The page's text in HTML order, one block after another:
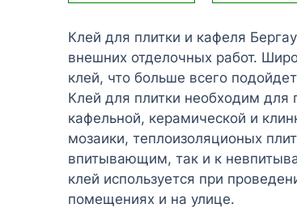
Клей для плитки и кафеля
внешних отделочных работ.
клей, что больше всего
Клей для плитки необходим для
кафельной, керамической и
мозаики, теплоизоляционых
впитывающим, так и к
клей используется при
помещениях и на улице.